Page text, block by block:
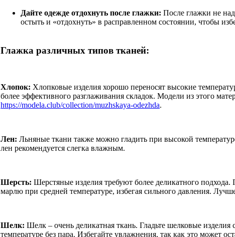
Дайте одежде отдохнуть после глажки: После глажки не
остыть и «отдохнуть» в расправленном состоянии, чтобы
Глажка различных типов тканей:
Хлопок: Хлопковые изделия хорошо переносят высокие
более эффективного разглаживания складок. Модели из этого
https://modela.club/collection/muzhskaya-odezhda.
Лен: Льняные ткани также можно гладить при высокой
лен рекомендуется слегка влажным.
Шерсть: Шерстяные изделия требуют более деликатного подхода.
марлю при средней температуре, избегая сильного давления.
Шелк: Шелк – очень деликатная ткань. Гладьте шелковые
температуре без пара. Избегайте увлажнения, так как это может